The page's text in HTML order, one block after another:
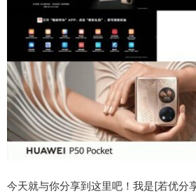
今天就与你分享到这里吧！我是[若优分